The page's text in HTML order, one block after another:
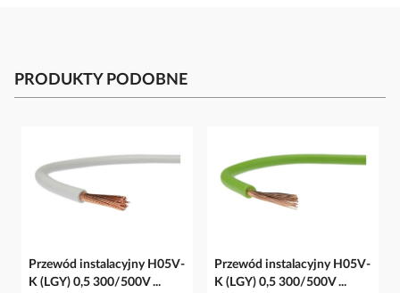
PRODUKTY PODOBNE
Przewód instalacyjny H05V-
K (LGY) 0,5 300/500V ...
Przewód instalacyjny H05V-
K (LGY) 0,5 300/500V ...